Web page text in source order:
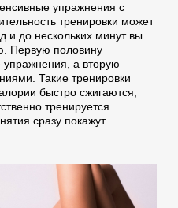
упражнения с
тренировки может
и до нескольких минут вы
Первую половину
а вторую
Такие тренировки
быстро сжигаются,
тренируется
сразу покажут